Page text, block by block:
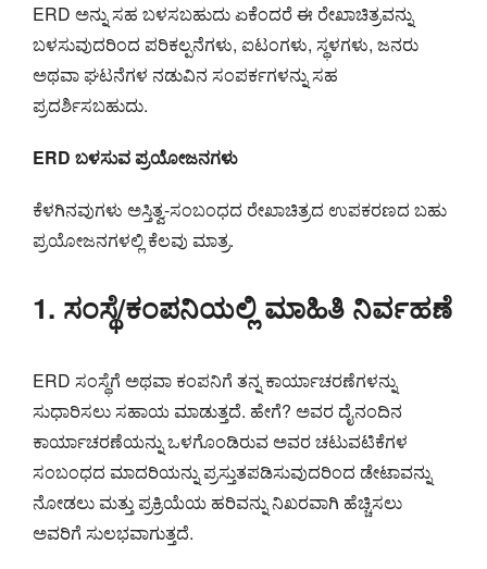
ERD ಅನ್ನು ಸಹ ಬಳಸಬಹುದು ಏಕೆಂದರೆ ಈ ರೇಖಾಚಿತ್ರವನ್ನು
ಬಳಸುವುದರಿಂದ ಪರಿಕಲ್ಪನೆಗಳು, ಐಟಂಗಳು, ಸ್ಥಳಗಳು, ಜನರು
ಅಥವಾ ಘಟನೆಗಳ ನಡುವಿನ ಸಂಪರ್ಕಗಳನ್ನು ಸಹ
ಪ್ರದರ್ಶಿಸಬಹುದು.
ERD ಬಳಸುವ ಪ್ರಯೋಜನಗಳು
ಕೆಳಗಿನವುಗಳು ಅಸ್ತಿತ್ವ-ಸಂಬಂಧದ ರೇಖಾಚಿತ್ರದ ಉಪಕರಣದ ಬಹು
ಪ್ರಯೋಜನಗಳಲ್ಲಿ ಕೆಲವು ಮಾತ್ರ.
1. ಸಂಸ್ಥೆ/ಕಂಪನಿಯಲ್ಲಿ ಮಾಹಿತಿ ನಿರ್ವಹಣೆ
ERD ಸಂಸ್ಥೆಗೆ ಅಥವಾ ಕಂಪನಿಗೆ ತನ್ನ ಕಾರ್ಯಾಚರಣೆಗಳನ್ನು
ಸುಧಾರಿಸಲು ಸಹಾಯ ಮಾಡುತ್ತದೆ. ಹೇಗೆ? ಅವರ ದೈನಂದಿನ
ಕಾರ್ಯಾಚರಣೆಯನ್ನು ಒಳಗೊಂಡಿರುವ ಅವರ ಚಟುವಟಿಕೆಗಳ
ಸಂಬಂಧದ ಮಾದರಿಯನ್ನು ಪ್ರಸ್ತುತಪಡಿಸುವುದರಿಂದ ಡೇಟಾವನ್ನು
ನೋಡಲು ಮತ್ತು ಪ್ರಕ್ರಿಯೆಯ ಹರಿವನ್ನು ನಿಖರವಾಗಿ ಹೆಚ್ಚಿಸಲು
ಅವರಿಗೆ ಸುಲಭವಾಗುತ್ತದೆ.